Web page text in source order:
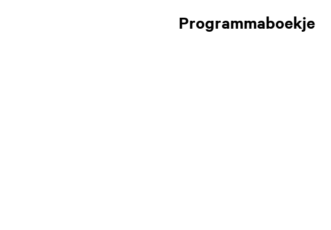
Programmaboekje